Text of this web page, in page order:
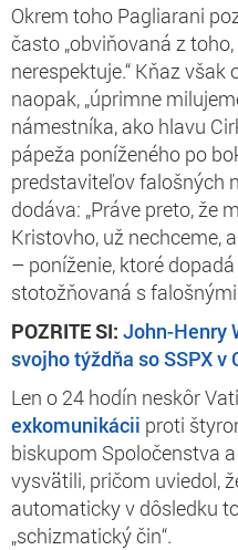
Okrem toho Pagliarani
často „obviňovaná z
nerespektuje.“ Kňaz však
naopak, „úprimne
námestníka, ako hlavu
pápeža poníženého po
predstaviteľov falošných
dodáva: „Práve preto, že
Kristovho, už nechceme,
– poníženie, ktoré
stotožňovaná s
POZRITE SI: John-Henry
svojho týždňa so SSPX v
Len o 24 hodín neskôr
exkomunikácii proti
biskupom Spoločenstva
vysvätili, pričom uviedol,
automaticky v dôsledku
„schizmatický čin“.